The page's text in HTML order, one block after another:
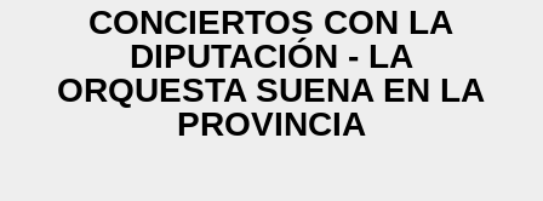
CONCIERTOS CON LA
DIPUTACIÓN - LA
ORQUESTA SUENA EN LA
PROVINCIA